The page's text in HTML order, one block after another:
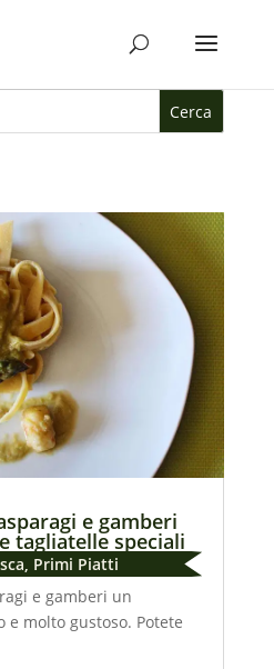
Cerca
e gamberi
tagliatelle speciali
, Primi Piatti
e gamberi un
e molto gustoso. Potete